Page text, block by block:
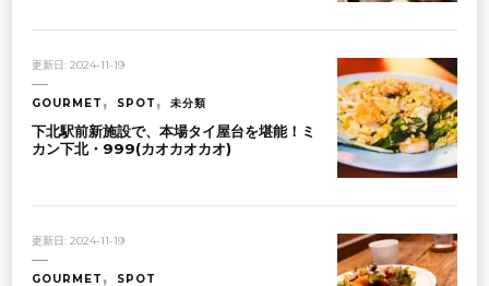
更新日: 2024-11-19
GOURMET SPOT 未分類
下北駅前新施設で、本場タイ屋台を堪能！ミ
カン下北・999(カオカオカオ)
更新日: 2024-11-19
GOURMET SPOT